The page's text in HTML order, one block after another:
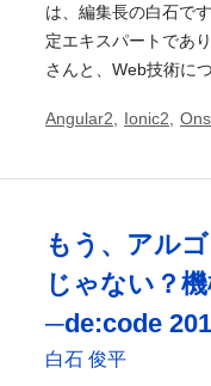
は、編集長の白石で
定エキスパートであ
さんと、Web技術につ
Angular2 Ionic2
もう、アル
じゃない？
─de:code
白石 俊平